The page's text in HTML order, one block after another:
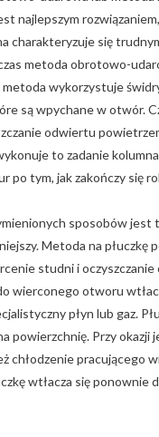
najlepszym
charakteryzuje się
metoda obrotowo-
metoda wykorzystuje
są wpychane w otwór.
odwiertu
to zadanie
po tym, jak zakończy się
sposobów jest
Metoda na płuczkę
studni i
wierconego otworu
płyn lub gaz.
powierzchnię. Przy okazji
chłodzenie pracującego
wtłacza się ponownie